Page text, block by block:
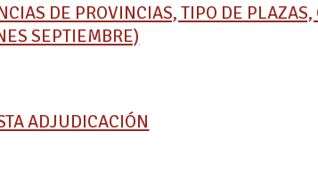
DE PROVINCIAS, TIPO DE
SEPTIEMBRE)
ADJUDICACIÓN